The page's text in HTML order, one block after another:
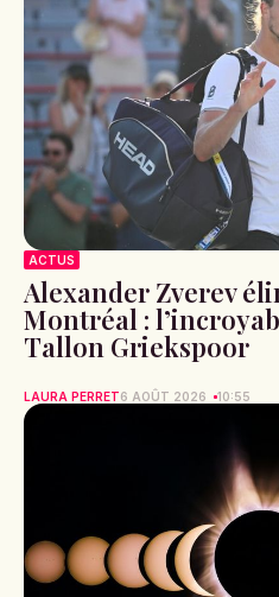
ACTUS
Alexander Zverev
Montréal :
Tallon Griekspoor
LAURA PERRET6 AOÛT 2026 10:55